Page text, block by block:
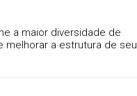
a maior diversidade de
a estrutura de seu